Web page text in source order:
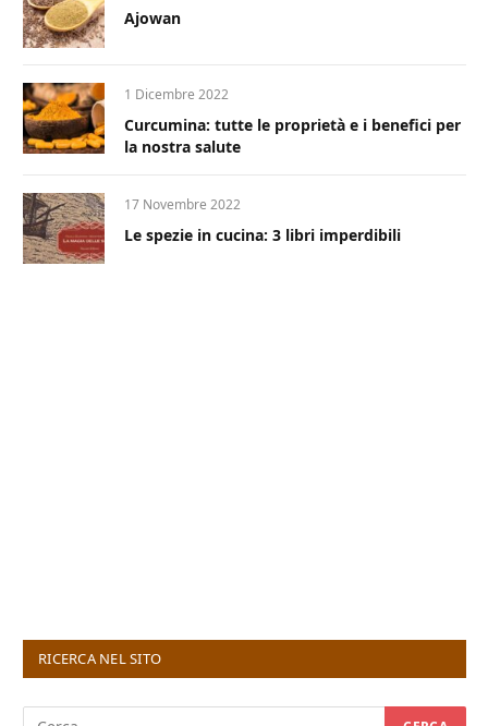
Ajowan
1 Dicembre 2022
Curcumina: tutte le proprietà e i benefici per
la nostra salute
17 Novembre 2022
Le spezie in cucina: 3 libri imperdibili
RICERCA NEL SITO